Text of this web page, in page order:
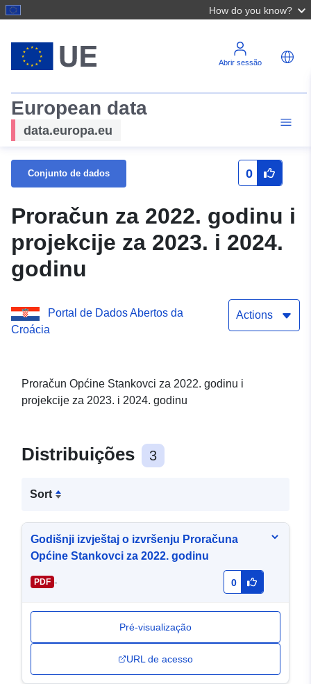
How do you know?
Abrir sessão
European data
data.europa.eu
Conjunto de dados 0
Proračun za 2022. godinu i
projekcije za 2023. i 2024.
godinu
Portal de Dados Abertos da
Croácia
Actions
Proračun Općine Stankovci za 2022. godinu i
projekcije za 2023. i 2024. godinu
Distribuições 3
Sort
Godišnji izvještaj o izvršenju Proračuna
Općine Stankovci za 2022. godinu
PDF - 0
Pré-visualização
URL de acesso